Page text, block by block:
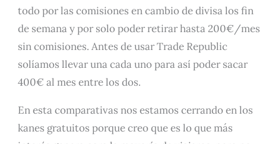
todo por las comisiones en cambio de divisa los fin
de semana y por solo poder retirar hasta 200€/mes
sin comisiones. Antes de usar Trade Republic
solíamos llevar una cada uno para así poder sacar
400€ al mes entre los dos.
En esta comparativas nos estamos cerrando en los
kanes gratuitos porque creo que es lo que más